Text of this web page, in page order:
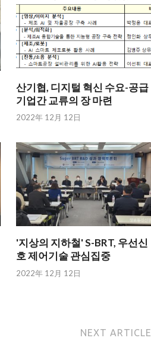
산기협, 디지털 혁신 수요-공급
기업간 교류의 장 마련
2022年 12月 12日
'지상의 지하철' S-BRT, 우선신
호 제어기술 관심집중
2022年 12月 12日
NEXT ARTICLE